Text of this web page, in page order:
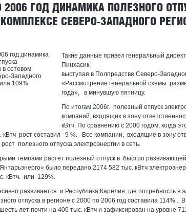
2006 ГОД ДИНАМИКА ПОЛЕЗНОГО
СЕВЕРО-ЗАПАДНОГО
Такие данные привел генеральный
Пинхасик,
выступая в Полпредстве Северо-
«Рассмотрение генеральной схемы
года», в минувшую пятницу.
По итогам 2006г. полезный отпуск
компаний, входящих в зону
кВтч. По сравнению с 2000 годом, когда
кВтч рост составил 9 %. Все компании, входящие в зону
полезного отпуска электроэнергии в сеть.
темпами растет полезный отпуск в быстро
было передано 2174 582 тыс. кВтч
кВтч. или 129%.
развивается и Республика Карелия, где потребность в
отпуска в регионе с 2000 по 2006 год составила 114% .
лет почти на 400 тыс. кВтч и зафиксирован на уровне